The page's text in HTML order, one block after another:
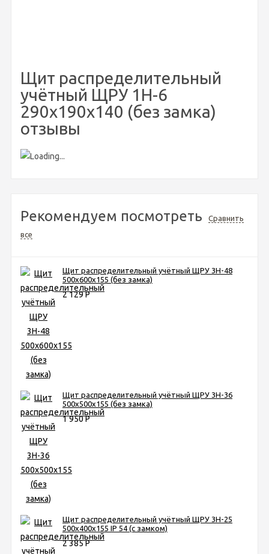
Щит распределительный
учётный ЩРУ 1Н-6
290х190х140 (без замка)
отзывы
Рекомендуем посмотреть
Сравнить
все
Щит распределительный учётный ЩРУ 3Н-48
500х600х155 (без замка)
2 129Р
Щит распределительный учётный ЩРУ 3Н-36
500х500х155 (без замка)
1 950Р
Щит распределительный учётный ЩРУ 3Н-25
500х400х155 IP 54 (с замком)
2 385Р